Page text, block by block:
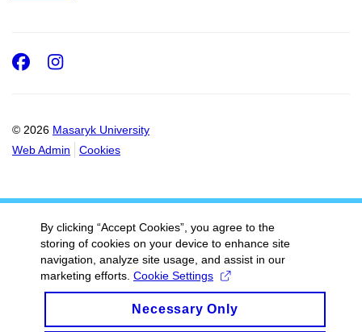
© 2026 Masaryk University
Web Admin
Cookies
Facebook
Instagram
By clicking “Accept Cookies”, you agree to the
storing of cookies on your device to enhance site
navigation, analyze site usage, and assist in our
marketing efforts. Cookie Settings
Necessary Only